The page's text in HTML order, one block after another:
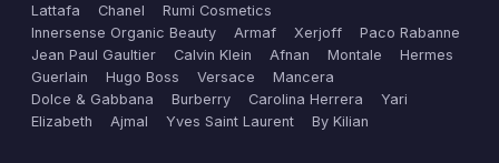
Lattafa Chanel
Rumi Cosmetics
Innersense Organic Beauty
Armaf Xerjoff
Paco Rabanne
Jean Paul Gaultier
Calvin Klein Afnan Montale
Hermes
Guerlain
Hugo Boss Versace
Mancera
Dolce & Gabbana
Burberry Carolina Herrera
Yari
Elizabeth
Ajmal Yves Saint Laurent By Kilian